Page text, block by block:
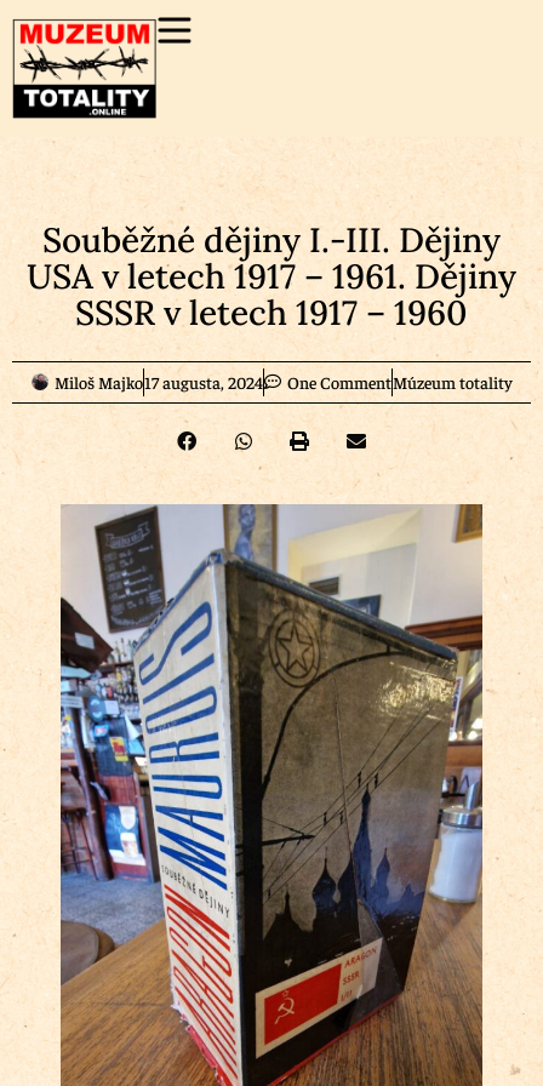
Souběžné dějiny I.-III. Dějiny
USA v letech 1917 – 1961. Dějiny
SSSR v letech 1917 – 1960
Miloš Majko17 augusta, 2024 One CommentMúzeum totality